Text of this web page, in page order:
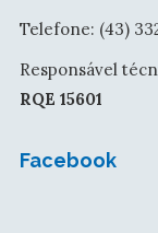
Telefone: (43)
Responsável
RQE 15601
Facebook